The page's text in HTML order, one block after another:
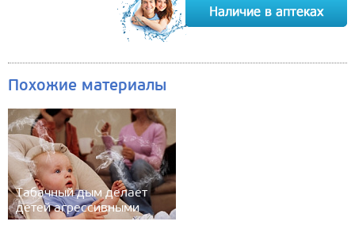
Похожие материалы
Табачный дым делает
детей агрессивными